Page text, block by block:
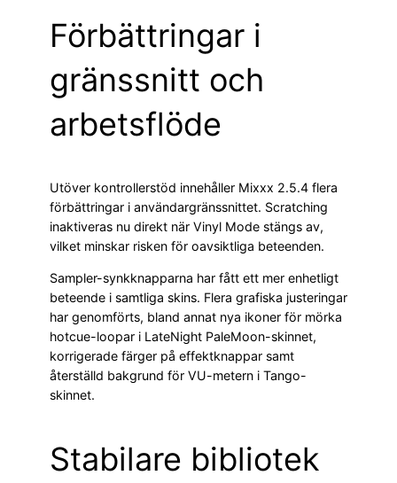
Förbättringar i
gränssnitt och
arbetsflöde
Utöver kontrollerstöd innehåller Mixxx 2.5.4 flera
förbättringar i användargränssnittet. Scratching
inaktiveras nu direkt när Vinyl Mode stängs av,
vilket minskar risken för oavsiktliga beteenden.
Sampler-synkknapparna har fått ett mer enhetligt
beteende i samtliga skins. Flera grafiska justeringar
har genomförts, bland annat nya ikoner för mörka
hotcue-loopar i LateNight PaleMoon-skinnet,
korrigerade färger på effektknappar samt
återställd bakgrund för VU-metern i Tango-
skinnet.
Stabilare bibliotek